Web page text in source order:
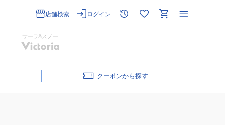
店舗検索 ログイン
サーフ&スノー
クーポン